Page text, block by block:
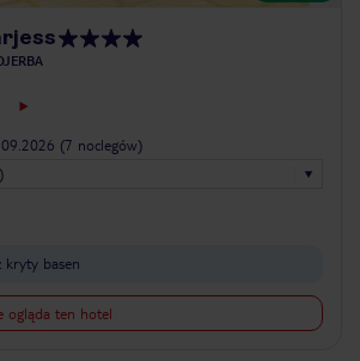
(7 noclegów)
kryty basen
ogląda ten hotel